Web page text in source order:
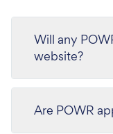
Will any
website?
Are POWR